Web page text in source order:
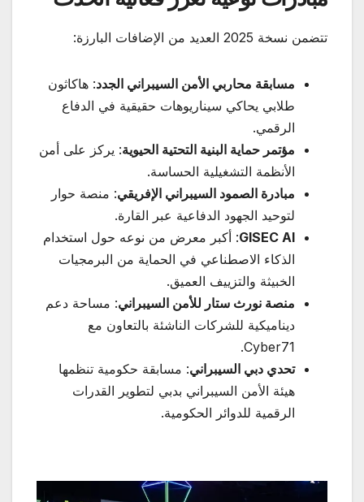
تتضمن نسخة 2025 العديد من الإضافات البارزة:
مسابقة محاربي الأمن السيبراني الجدد: هاكاثون
طلابي يحاكي سيناريوهات حقيقية في الدفاع
الرقمي.
مؤتمر حماية البنية التحتية الحيوية: يركز على أمن
الأنظمة التشغيلية الحساسة.
مبادرة الصمود السيبراني الإفريقي: منصة حوار
لتوحيد الجهود الدفاعية عبر القارة.
GISEC AI: أكبر معرض من نوعه حول استخدام
الذكاء الاصطناعي في الحماية من البرمجيات
الخبيثة والتزييف العميق.
منصة نورث ستار للأمن السيبراني: مساحة دعم
ديناميكية للشركات الناشئة بالتعاون مع
Cyber71.
تحدي دبي السيبراني: مسابقة حكومية تنظمها
هيئة الأمن السيبراني بدبي لتطوير القدرات
الرقمية للدوائر الحكومية.